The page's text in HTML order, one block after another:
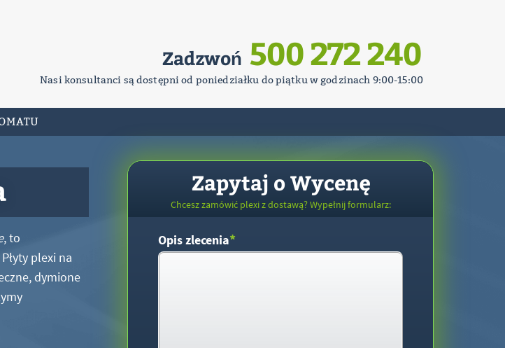
Zadzwoń 500 272 240
Nasi konsultanci są dostępni od poniedziałku do piątku w godzinach 9:00-15:00
, to
plexi na
dymione
Zapytaj o Wycenę
Chcesz zamówić plexi z dostawą? Wypełnij formularz:
Opis zlecenia*